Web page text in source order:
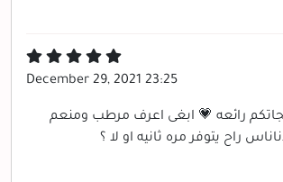
December 29, 2021 23:25
رائعه 💗 ابغى اعرف مرطب ومنعم
راح يتوفر مره ثانيه او لا ؟